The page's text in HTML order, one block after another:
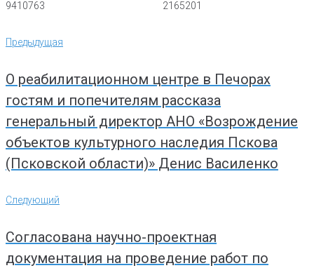
Навигация
по
Предыдущая
Предыдущая
О реабилитационном центре в Печорах
гостям и попечителям рассказа
генеральный директор АНО «Возрождение
объектов культурного наследия Пскова
(Псковской области)» Денис Василенко
Следующий
Следующий
Согласована научно-проектная
документация на проведение работ по